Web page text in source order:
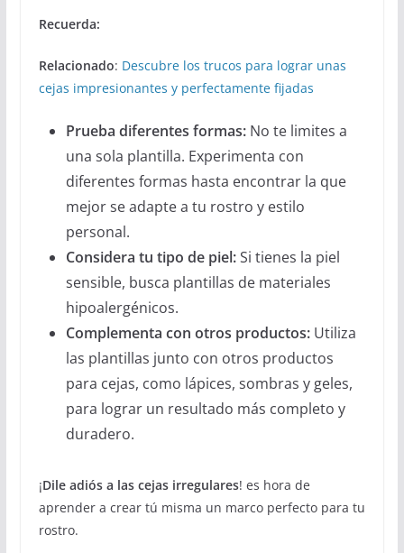
Recuerda:
Relacionado: Descubre los trucos para lograr unas
cejas impresionantes y perfectamente fijadas
Prueba diferentes formas:No te limites a
una sola plantilla. Experimenta con
diferentes formas hasta encontrar la que
mejor se adapte a tu rostro y estilo
personal.
Considera tu tipo de piel:Si tienes la piel
sensible, busca plantillas de materiales
hipoalergénicos.
Complementa con otros productos:Utiliza
las plantillas junto con otros productos
para cejas, como lápices, sombras y geles,
para lograr un resultado más completo y
duradero.
¡Dile adiós a las cejas irregulares! es hora de
aprender a crear tú misma un marco perfecto para tu
rostro.